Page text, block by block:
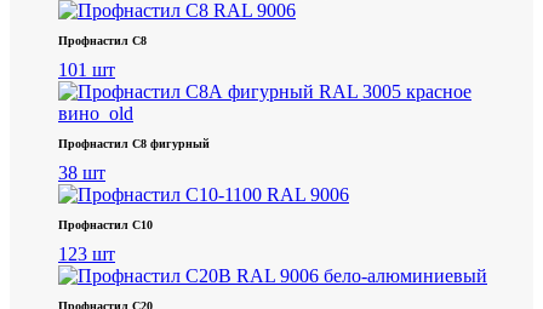
Профнастил С8
101 шт
Профнастил С8 фигурный
38 шт
Профнастил С10
123 шт
Профнастил С20